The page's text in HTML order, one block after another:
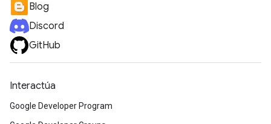
Blog
Discord
GitHub
Interactúa
Google Developer Program